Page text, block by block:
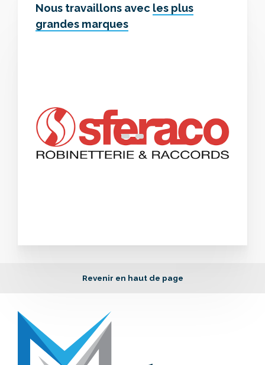
Nous travaillons avec les plus
grandes marques
Revenir en haut de page